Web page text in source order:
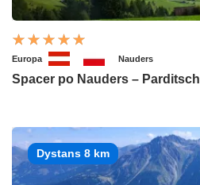
Europa Nauders
Spacer po Nauders – Parditsch
Dystans 8 km